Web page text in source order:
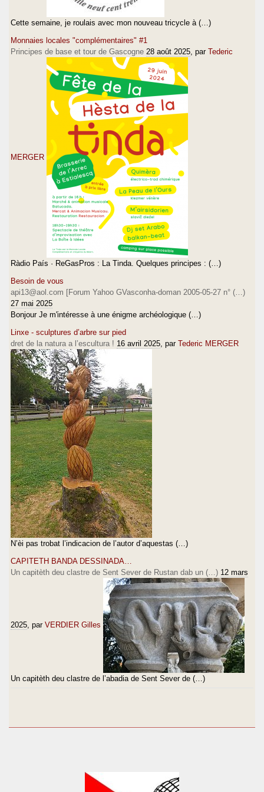
Cette semaine, je roulais avec mon nouveau tricycle à (…)
Monnaies locales "complémentaires" #1
Principes de base et tour de Gascogne 28 août 2025 , par Tederic
MERGER
Ràdio País · ReGasPros : La Tinda. Quelques principes : (…)
Besoin de vous
api13@aol.com [Forum Yahoo GVasconha-doman 2005-05-27 n° (…)
27 mai 2025
Bonjour Je m'intéresse à une énigme archéologique (…)
Linxe - sculptures d’arbre sur pied
dret de la natura a l’escultura ! 16 avril 2025 , par Tederic MERGER
N’èi pas trobat l’indicacion de l’autor d’aquestas (…)
CAPITETH BANDA DESSINADA…
Un capitèth deu clastre de Sent Sever de Rustan dab un (…) 12 mars
2025 , par VERDIER Gilles
Un capitèth deu clastre de l’abadia de Sent Sever de (…)